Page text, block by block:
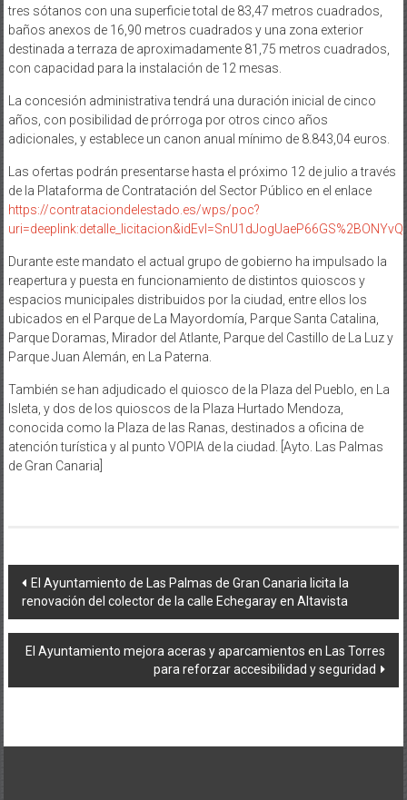
tres sótanos con una superficie total de 83,47 metros cuadrados,
baños anexos de 16,90 metros cuadrados y una zona exterior
destinada a terraza de aproximadamente 81,75 metros cuadrados,
con capacidad para la instalación de 12 mesas.
La concesión administrativa tendrá una duración inicial de cinco
años, con posibilidad de prórroga por otros cinco años
adicionales, y establece un canon anual mínimo de 8.843,04 euros.
Las ofertas podrán presentarse hasta el próximo 12 de julio a través
de la Plataforma de Contratación del Sector Público en el enlace
https://contrataciondelestado.es/wps/poc?
Durante este mandato el actual grupo de gobierno ha impulsado la
reapertura y puesta en funcionamiento de distintos quioscos y
espacios municipales distribuidos por la ciudad, entre ellos los
ubicados en el Parque de La Mayordomía, Parque Santa Catalina,
Parque Doramas, Mirador del Atlante, Parque del Castillo de La Luz y
Parque Juan Alemán, en La Paterna.
También se han adjudicado el quiosco de la Plaza del Pueblo, en La
Isleta, y dos de los quioscos de la Plaza Hurtado Mendoza,
conocida como la Plaza de las Ranas, destinados a oficina de
atención turística y al punto VOPIA de la ciudad. [Ayto. Las Palmas
de Gran Canaria]
Navegación
de
entradas
El Ayuntamiento de Las Palmas de Gran Canaria licita la
renovación del colector de la calle Echegaray en Altavista
El Ayuntamiento mejora aceras y aparcamientos en Las Torres
para reforzar accesibilidad y seguridad